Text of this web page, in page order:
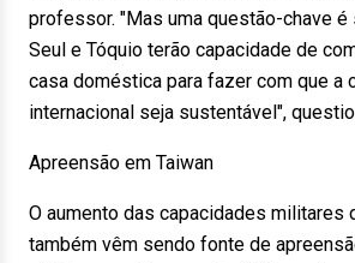
professor. "Mas uma questão-chave
Seul e Tóquio terão capacidade de
casa doméstica para fazer com que a
internacional seja sustentável",
Apreensão em Taiwan
O aumento das capacidades militares
também vêm sendo fonte de